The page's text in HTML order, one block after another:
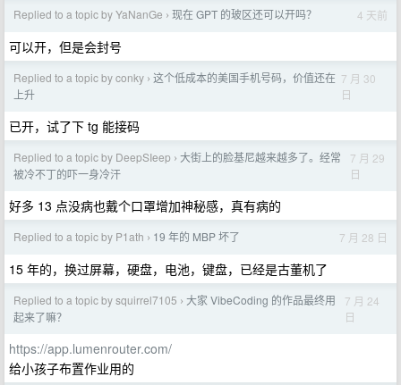
Replied to a topic by YaNanGe › 现在 GPT 的玻区还可以开吗？ 4 天前
可以开，但是会封号
Replied to a topic by conky › 这个低成本的美国手机号码，价值还在
上升
7 月 30
日
已开，试了下 tg 能接码
Replied to a topic by DeepSIeep › 大街上的脸基尼越来越多了。经常
被冷不丁的吓一身冷汗
7 月 29
日
好多 13 点没病也戴个口罩增加神秘感，真有病的
Replied to a topic by P1ath › 19 年的 MBP 坏了 7 月 28 日
15 年的，换过屏幕，硬盘，电池，键盘，已经是古董机了
Replied to a topic by squirrel7105 › 大家 VibeCoding 的作品最终用
起来了嘛？
7 月 24
日
https://app.lumenrouter.com/
给小孩子布置作业用的